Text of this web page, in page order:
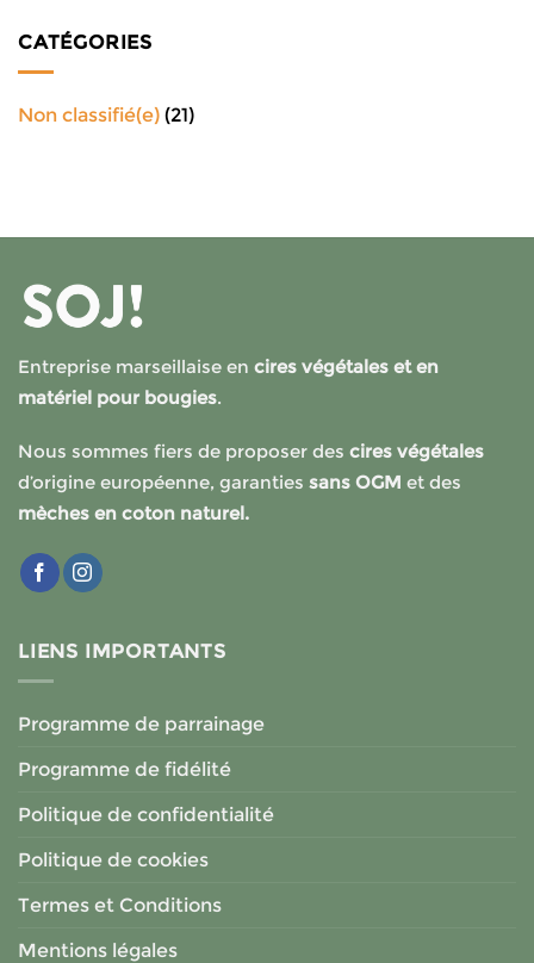
CATÉGORIES
Non classifié(e) (21)
Entreprise marseillaise en cires végétales et en
matériel pour bougies.
Nous sommes fiers de proposer des cires végétales
d’origine européenne, garanties sans OGM et des
mèches en coton naturel.
LIENS IMPORTANTS
Programme de parrainage
Programme de fidélité
Politique de confidentialité
Politique de cookies
Termes et Conditions
Mentions légales